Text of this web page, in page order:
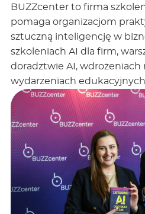
BUZZcenter to firma
pomaga organizacjom
sztuczną inteligencję w
szkoleniach AI dla firm,
doradztwie AI, wdrożeniach
wydarzeniach